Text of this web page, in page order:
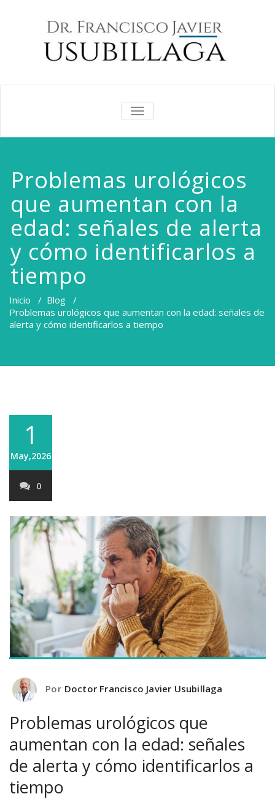
CAMBIAR
NAVEGACIÓN
Problemas urológicos
que aumentan con la
edad: señales de alerta
y cómo identificarlos a
tiempo
Inicio / Blog /
Problemas urológicos que aumentan con la edad: señales de
alerta y cómo identificarlos a tiempo
1
May,2026
0
Por Doctor Francisco Javier Usubillaga
Problemas urológicos que
aumentan con la edad: señales
de alerta y cómo identificarlos a
tiempo